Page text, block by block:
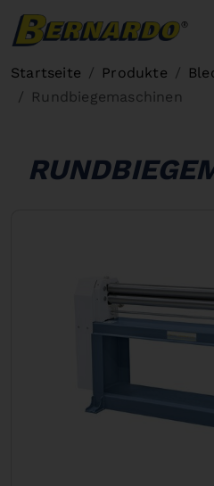
Startseite Produkte
Rundbiegemaschinen